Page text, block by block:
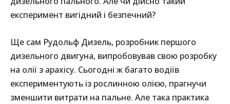
експеримент вигідний і безпечний?
Ще сам Рудольф Дизель, розробник першого
дизельного двигуна, випробовував свою розробку
на олії з арахісу. Сьогодні ж багато водіїв
експериментують із рослинною олією, прагнучи
зменшити витрати на пальне. Але така практика